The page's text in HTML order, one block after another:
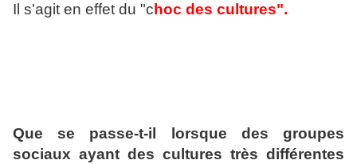
Il s'agit en effet du "choc des cultures".
Que se passe-t-il lorsque des groupes
sociaux ayant des cultures très différentes